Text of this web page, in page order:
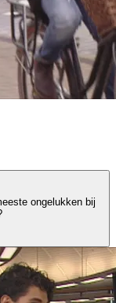
ongelukken bij